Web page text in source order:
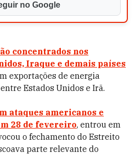
no Google
concentrados nos
Iraque e demais países
exportações de energia
Estados Unidos e Irã.
ataques americanos e
28 de fevereiro, entrou em
o fechamento do Estreito
parte relevante do